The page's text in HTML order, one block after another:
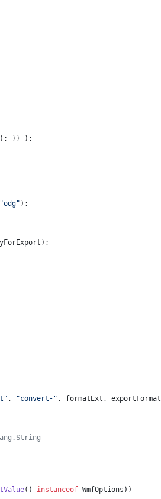
); }} );
"odg" );
);
, "convert-" , formatExt , exportFormat
() instanceof WmfOptions ))